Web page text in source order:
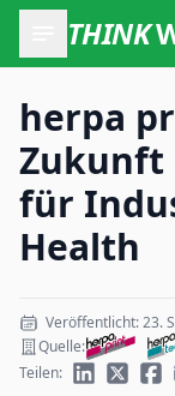
THINK
herpa
Zukunft
für
Health
Veröffentlicht: 23.
Quelle:
Teilen: